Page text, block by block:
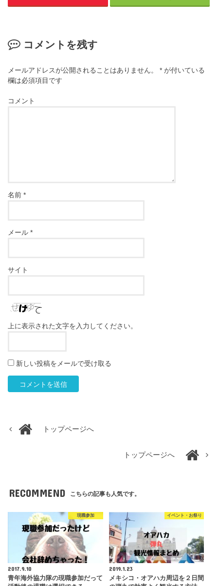
コメントを残す
メールアドレスが公開されることはありません。 * が付いている
欄は必須項目です
コメント
名前*
メール*
サイト
上に表示された文字を入力してください。
新しい投稿をメールで受け取る
トップページへ
トップページへ
RECOMMEND こちらの記事も人気です。
現職参加
2017.9.10
青年海外協力隊の現職参加だって
イベント・お祭り
2019.1.23
メキシコ・オアハカ周辺を２日間